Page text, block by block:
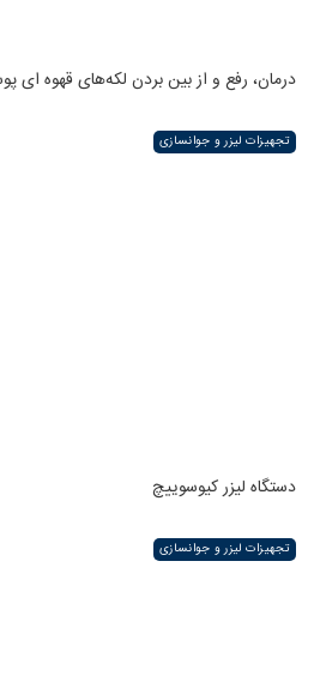
درمان، رفع و از بین بردن لکه‌های قهوه ای
تجهیزات لیزر و جوانسازی
دستگاه لیزر کیوسوییچ
تجهیزات لیزر و جوانسازی